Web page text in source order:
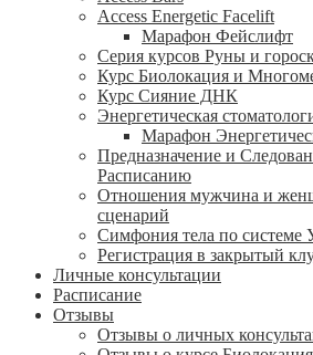
Access Energetic Facelift
Марафон Фейслифт
Серия курсов Руны и
Курс Биолокация и
Курс Сияние ДНК
Энергетическая
Марафон
Предназначение и
Расписанию
Отношения мужчина и
сценарий
Симфония тела по системе
Регистрация в закрытый
Личные консультации
Расписание
Отзывы
Отзывы о личных